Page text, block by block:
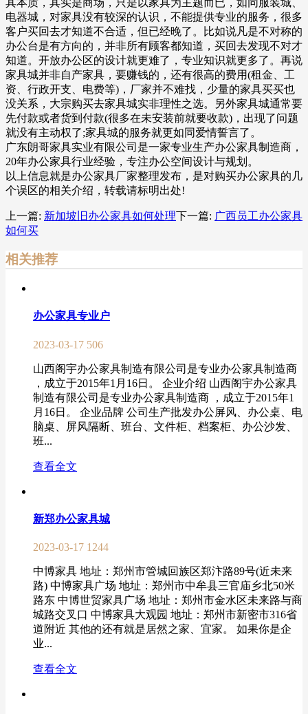
电器城，对家具没有较深的认识，不能提供专业的服务，很多
客户买回去才知道不合适，但已经晚了。比如说凡是不对称的
办公台是有方向的，并非所有顾客都知道，买回去发现不对才
知道。开放办公区的设计就更难了，专业知识就更多了。再说
家具城并非自产家具，要赚钱的，还有很高的费用(租金、工
资、行政开支、电费等)，厂家并不难找，少量的家具买买也
没关系，大宗购买去家具城实非理性之选。另外家具城通常要
先付款或者货到付款(很多在未安装前就要收款)，出现了问题
就没有主动权了;家具城的服务就更如同爱情誓言了。
广东朗哥家具实业有限公司是一家专业生产办公家具制造商，
20年办公家具行业经验，专注办公空间设计与规划。
以上信息就是办公家具厂家整理发布，是对购买办公家具的几
个误区的相关介绍，转载请标明出处!
上一篇: 新加坡旧办公家具如何处理下一篇: 广西员工办公家具
如何买
相关推荐
办公家具专业户
2023-03-17 506
山西阁宇办公家具制造有限公司是专业办公家具制造商
，成立于2015年1月16日。 企业介绍 山西阁宇办公家具
制造有限公司是专业办公家具制造商 ，成立于2015年1
月16日。 企业品牌 公司生产批发办公屏风、办公桌、电
脑桌、屏风隔断、班台、文件柜、档案柜、办公沙发、
班...
查看全文
新郑办公家具城
2023-03-17 1244
中博家具 地址：郑州市管城回族区郑汴路89号(近未来
路) 中博家具广场 地址：郑州市中牟县三官庙乡北50米
路东 中博世贸家具广场 地址：郑州市金水区未来路与商
城路交叉口 中博家具大观园 地址：郑州市新密市316省
道附近 其他的还有就是居然之家、宜家。 如果你是企
业...
查看全文